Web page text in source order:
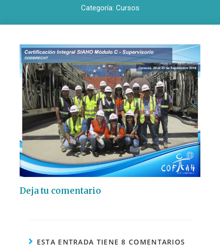
Categoría: Cursos
Deja tu comentario
ESTA ENTRADA TIENE 8 COMENTARIOS